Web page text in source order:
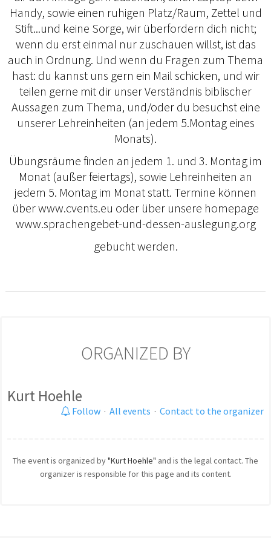
Handy, sowie einen ruhigen Platz/Raum, Zettel und
Stift...und keine Sorge, wir überfordern dich nicht;
wenn du erst einmal nur zuschauen willst, ist das
auch in Ordnung. Und wenn du Fragen zum Thema
hast: du kannst uns gern ein Mail schicken, und wir
teilen gerne mit dir unser Verständnis biblischer
Aussagen zum Thema, und/oder du besuchst eine
unserer Lehreinheiten (an jedem 5.Montag eines
Monats).
Übungsräume finden an jedem 1. und 3. Montag im
Monat (außer feiertags), sowie Lehreinheiten an
jedem 5. Montag im Monat statt. Termine können
über www.cvents.eu oder über unsere homepage
www.sprachengebet-und-dessen-auslegung.org
gebucht werden.
ORGANIZED BY
Kurt Hoehle
Follow · All events · Contact to the organizer
The event is organized by"Kurt Hoehle" and is the legal contact. The
organizer is responsible for this page and its content.